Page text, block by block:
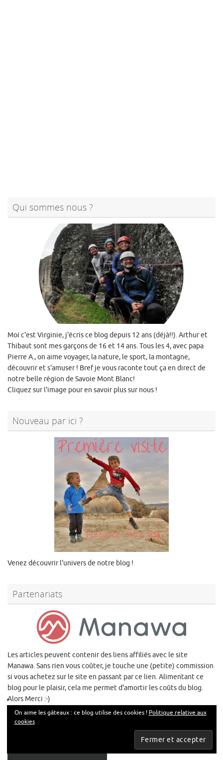
Qui sommes nous ?
Moi c'est Virginie, j'écris ce blog depuis 12 ans (déjà!!). Arthur et
Thibaut sont mes garçons de 16 et 14 ans. Tous les 4, avec papa
Pierre A., on aime voyager, la nature, le sport, la montagne,
découvrir et s'amuser ! Bref je vous raconte tout ça en direct de
notre belle région de Savoie Mont Blanc!
Cliquez sur l'image pour en savoir plus sur nous !
Nouveau par ici ?
Venez découvrir l'univers de notre blog !
Partenariats
Les articles peuvent contenir des liens affiliés avec le site
Manawa. Sans rien vous coûter, je touche une (petite) commission
si vous achetez sur le site en passant par ce lien. Alimentant ce
blog pour le plaisir, cela me permet d'amortir les coûts du blog.
Alors Merci :-)
Notre carte de voyages
On aime les gâteaux : ce blog utilise des cookies ! Politique relative aux
cookies